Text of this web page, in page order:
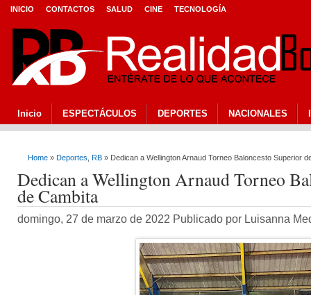
INICIO CONTACTOS SALUD CINE TECNOLOGÍA
Inicio ESPECTÁCULOS DEPORTES NACIONALES
Home » Deportes RB » Dedican a Wellington Arnaud Torneo Baloncesto Superior
Dedican a Wellington Arnaud Torneo
de Cambita
domingo, 27 de marzo de 2022 Publicado por Luisanna